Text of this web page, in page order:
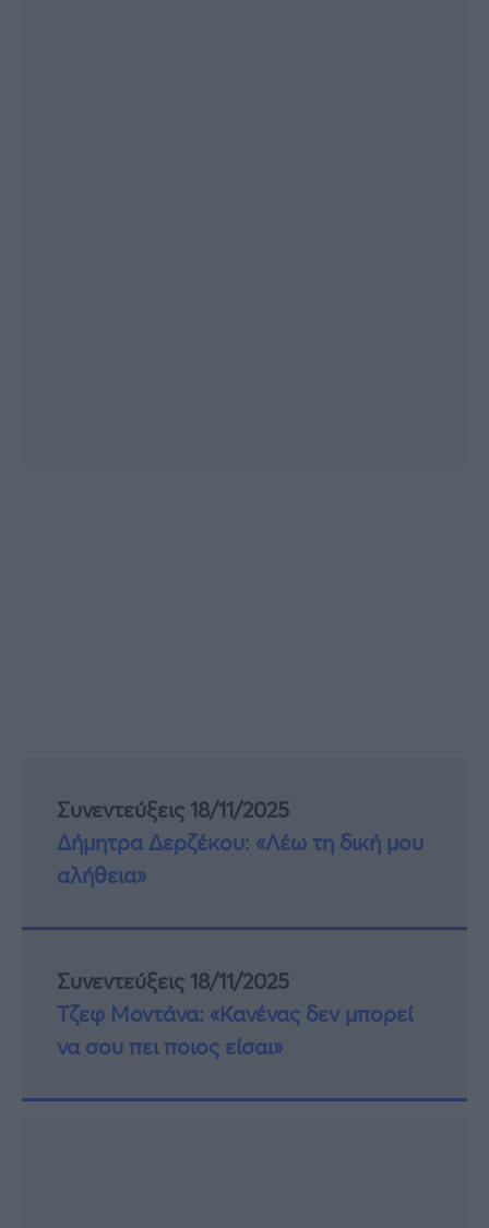
Συνεντεύξεις 18/11/2025
Δήμητρα Δερζέκου: «Λέω τη δική μου
αλήθεια»
Συνεντεύξεις 18/11/2025
Τζεφ Μοντάνα: «Κανένας δεν μπορεί
να σου πει ποιος είσαι»